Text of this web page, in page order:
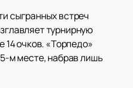
сыгранных встреч
турнирную
14 очков. «Торпедо»
м месте, набрав лишь